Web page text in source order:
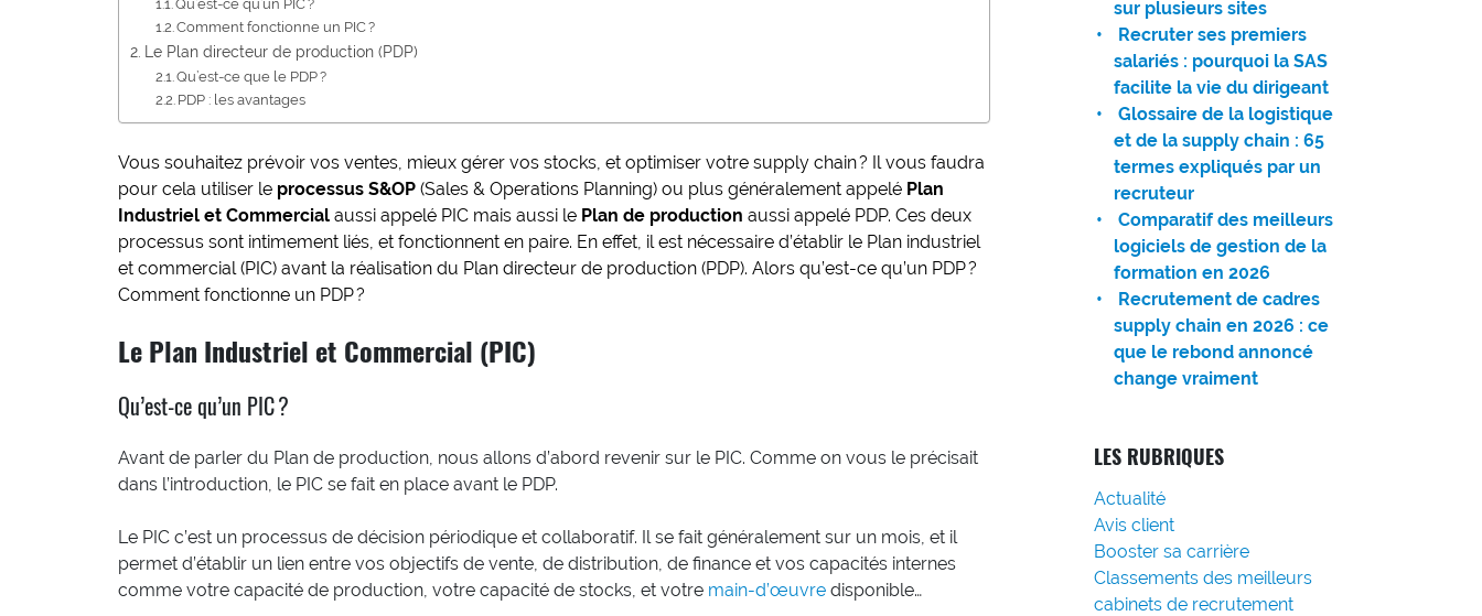
Qu’est-ce qu’un PIC ?
Comment fonctionne un PIC ?
Le Plan directeur de production (PDP)
Qu’est-ce que le PDP ?
PDP : les avantages
Vous souhaitez prévoir vos ventes, mieux gérer vos stocks, et optimiser votre supply chain? Il vous faudra
pour cela utiliser le processus S&OP (Sales & Operations Planning) ou plus généralement appelé Plan
Industriel et Commercial aussi appelé PIC mais aussi le Plan de production aussi appelé PDP. Ces deux
processus sont intimement liés, et fonctionnent en paire. En effet, il est nécessaire d’établir le Plan industriel
et commercial (PIC) avant la réalisation du Plan directeur de production (PDP). Alors qu’est-ce qu’un PDP ?
Comment fonctionne un PDP ?
Le Plan Industriel et Commercial (PIC)
Qu’est-ce qu’un PIC ?
Avant de parler du Plan de production, nous allons d’abord revenir sur le PIC. Comme on vous le précisait
dans l’introduction, le PIC se fait en place avant le PDP.
Le PIC c’est un processus de décision périodique et collaboratif. Il se fait généralement sur un mois, et il
permet d’établir un lien entre vos objectifs de vente, de distribution, de finance et vos capacités internes
comme votre capacité de production, votre capacité de stocks, et votre main-d’œuvre disponible…
sur plusieurs sites
Recruter ses premiers
salariés : pourquoi la SAS
facilite la vie du dirigeant
Glossaire de la logistique
et de la supply chain : 65
termes expliqués par un
recruteur
Comparatif des meilleurs
logiciels de gestion de la
formation en 2026
Recrutement de cadres
supply chain en 2026 : ce
que le rebond annoncé
change vraiment
LES RUBRIQUES
Actualité
Avis client
Booster sa carrière
Classements des meilleurs
cabinets de recrutement